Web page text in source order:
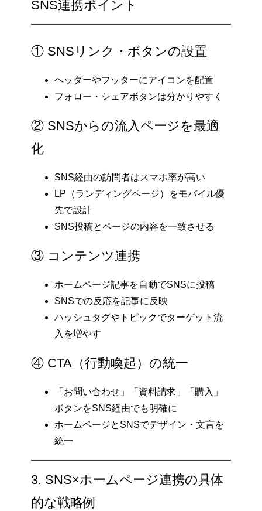
SNS連携ポイント
① SNSリンク・ボタンの設置
ヘッダーやフッターにアイコンを配置
フォロー・シェアボタンは分かりやすく
② SNSからの流入ページを最適
化
SNS経由の訪問者はスマホ率が高い
LP（ランディングページ）をモバイル優
先で設計
SNS投稿とページの内容を一致させる
③ コンテンツ連携
ホームページ記事を自動でSNSに投稿
SNSでの反応を記事に反映
ハッシュタグやトピックでターゲット流
入を増やす
④ CTA（行動喚起）の統一
「お問い合わせ」「資料請求」「購入」
ボタンをSNS経由でも明確に
ホームページとSNSでデザイン・文言を
統一
3. SNS×ホームページ連携の具体
的な戦略例